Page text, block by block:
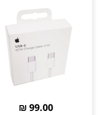
99.00 ₪